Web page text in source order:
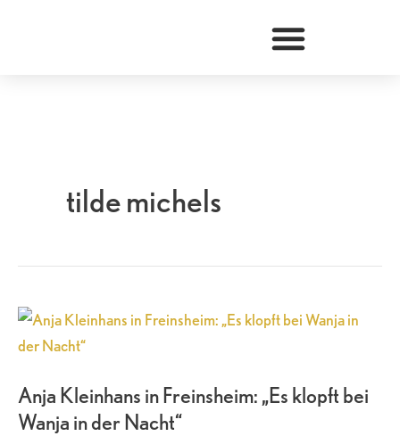
tilde michels
Anja Kleinhans in Freinsheim: „Es klopft bei
Wanja in der Nacht“
Anja
Kleinhans
Freinsheim:
„Es